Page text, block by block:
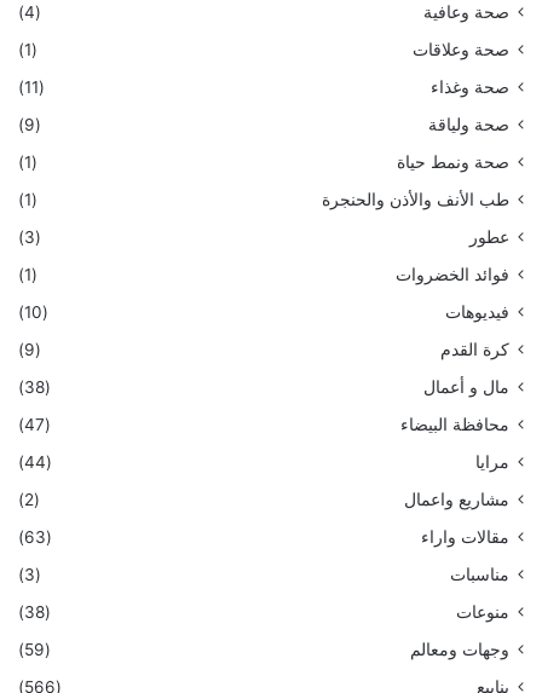
صحة وعافية
(4)
صحة وعلاقات
(1)
صحة وغذاء
(11)
صحة ولياقة
(9)
صحة ونمط حياة
(1)
طب الأنف والأذن والحنجرة
(1)
عطور
(3)
فوائد الخضروات
(1)
فيديوهات
(10)
كرة القدم
(9)
مال و أعمال
(38)
محافظة البيضاء
(47)
مرايا
(44)
مشاريع واعمال
(2)
مقالات واراء
(63)
مناسبات
(3)
منوعات
(38)
وجهات ومعالم
(59)
ينابيع
(566)